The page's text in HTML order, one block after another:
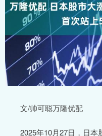
文/帅可聪万隆优配
2025年10月27日，日本